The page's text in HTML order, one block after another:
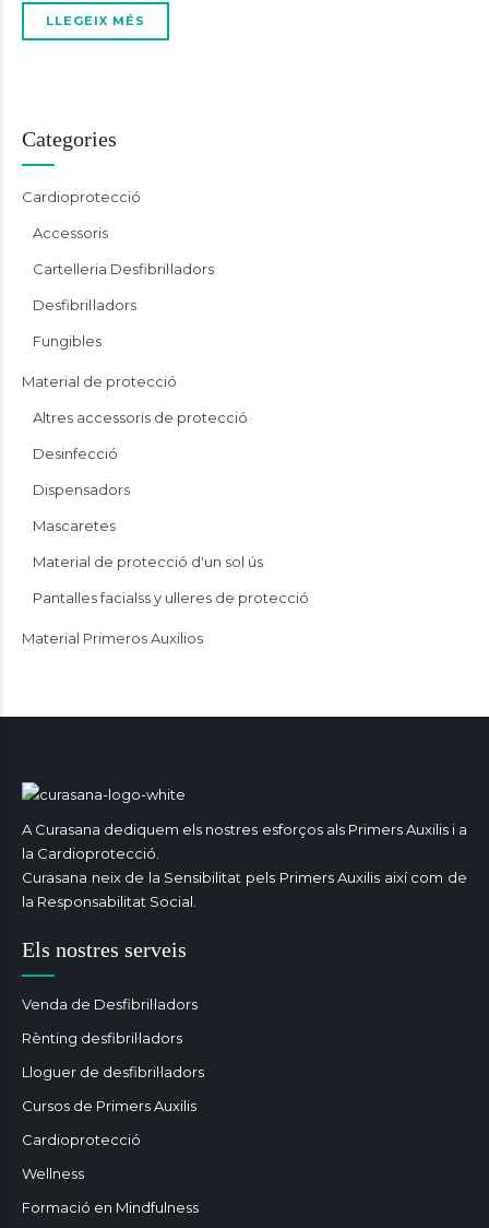
LLEGEIX MÉS
Categories
Cardioprotecció
Accessoris
Cartelleria Desfibril·ladors
Desfibril·ladors
Fungibles
Material de protecció
Altres accessoris de protecció
Desinfecció
Dispensadors
Mascaretes
Material de protecció d'un sol ús
Pantalles facialss y ulleres de protecció
Material Primeros Auxilios
A Curasana dediquem els nostres esforços als Primers Auxilis i a
la Cardioprotecció.
Curasana neix de la Sensibilitat pels Primers Auxilis així com de
la Responsabilitat Social.
Els nostres serveis
Venda de Desfibril·ladors
Rènting desfibril·ladors
Lloguer de desfibril·ladors
Cursos de Primers Auxilis
Cardioprotecció
Wellness
Formació en Mindfulness